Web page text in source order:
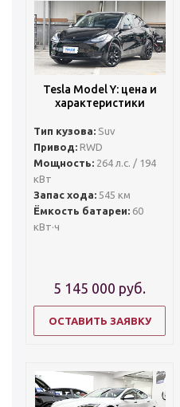
Tesla Model Y: цена и
характеристики
Тип кузова: Suv
Привод: RWD
Мощность: 264 л.с. / 194
кВт
Запас хода: 545 км
Ёмкость батареи: 60
кВт·ч
5 145 000 руб.
ОСТАВИТЬ ЗАЯВКУ